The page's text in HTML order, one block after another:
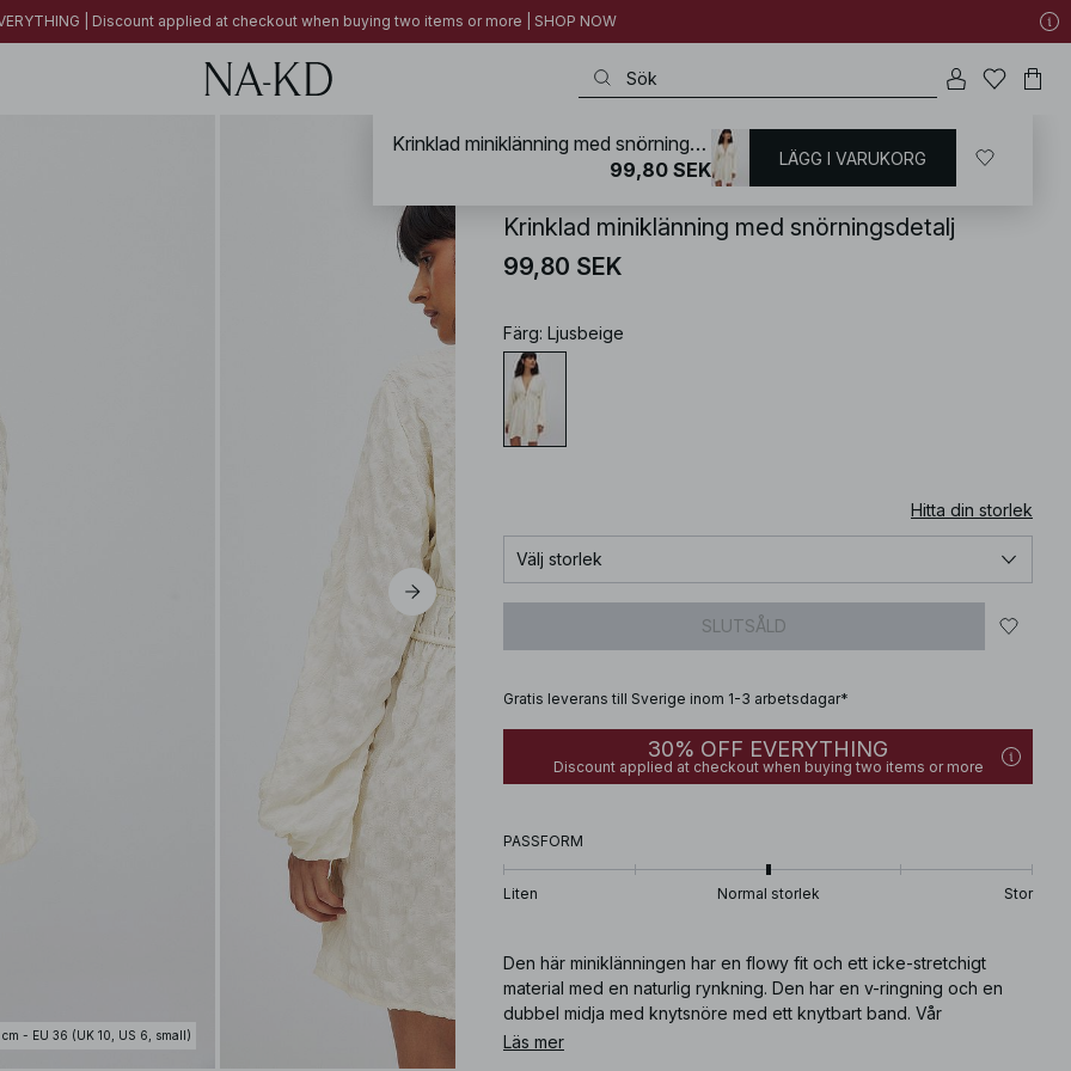
| Discount applied at checkout when buying two items or more | SHOP NOW
cm - EU 36 (UK 10, US 6, small)
Sommarkläder / Sommarklänningar
Krinklad miniklänning med snörningsdetalj
99,80 SEK
Färg: Ljusbeige
Hitta din storlek
Välj storlek
SLUTSÅLD
Gratis leverans till Sverige inom 1-3 arbetsdagar*
30% OFF EVERYTHING
Discount applied at checkout when buying two items or more
PASSFORM
Liten Normal storlek Stor
Den här miniklänningen har en flowy fit och ett icke-stretchigt
material med en naturlig rynkning. Den har en v-ringning och en
dubbel midja med knytsnöre med ett knytbart band. Vår
miniklänning har resårärmslut. Den här miniklänningen kommer i
Läs mer
Krinklad miniklänning med snörningsdetalj
99,80 SEK
LÄGG I VARUKORG